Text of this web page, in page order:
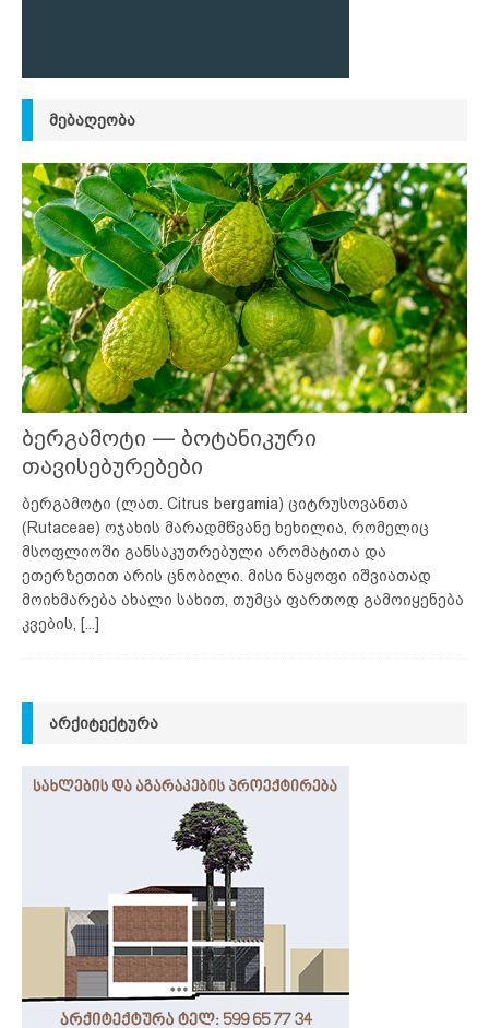
ᲛᲔᲑᲐᲦᲔᲝᲑᲐ
ბერგამოტი — ბოტანიკური
თავისებურებები
ბერგამოტი (ლათ. Citrus bergamia) ციტრუსოვანთა
(Rutaceae) ოჯახის მარადმწვანე ხეხილია, რომელიც
მსოფლიოში განსაკუთრებული არომატითა და
ეთერზეთით არის ცნობილი. მისი ნაყოფი იშვიათად
მოიხმარება ახალი სახით, თუმცა ფართოდ გამოიყენება
კვების, [...]
ᲐᲠᲥᲘᲢᲔᲥᲢᲣᲠᲐ